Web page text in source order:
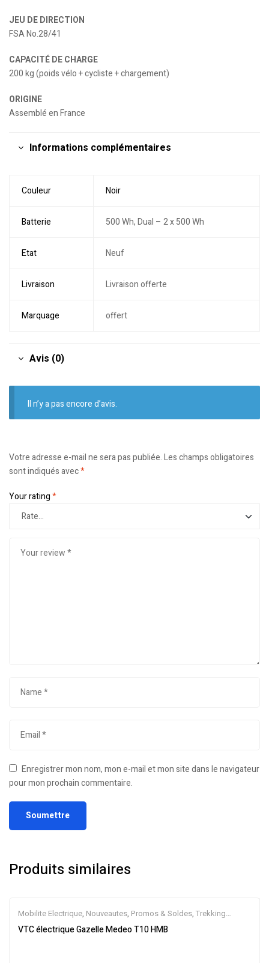
JEU DE DIRECTION
FSA No.28/41
CAPACITÉ DE CHARGE
200 kg (poids vélo + cycliste + chargement)
ORIGINE
Assemblé en France
Informations complémentaires
Couleur Noir
Batterie 500 Wh, Dual – 2 x 500 Wh
Etat Neuf
Livraison Livraison offerte
Marquage offert
Avis (0)
Il n’y a pas encore d’avis.
Votre adresse e-mail ne sera pas publiée.Les champs obligatoires
sont indiqués avec*
Your rating*
Enregistrer mon nom, mon e-mail et mon site dans le navigateur
pour mon prochain commentaire.
Produits similaires
Mobilite Electrique, Nouveautes, Promos & Soldes, Trekking
électrique,Vélo électrique ville,Velos Electriques
VTC électrique Gazelle Medeo T10 HMB